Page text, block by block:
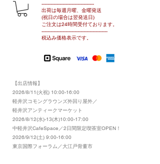
​-----------------------------------
出荷は毎週月曜、金曜発送
(祝日の場合は翌発送日)
ご注文は24時間受付ております​。
-------------------------------​-------​------
​税込み価格表示です。
【出店情報】
2026/8/11(火祝) 10:00-16:00
​軽井沢コモングラウンズ外回り屋外／
軽井沢アンティークマーケット
2026/8/12(水)-13(木)10:00-17:00
​中軽井沢CafeSpace／2日間限定喫茶室OPEN！
2026/9/12(土) 9:00-16:00
東京国際フォーラム／大江戸骨董市